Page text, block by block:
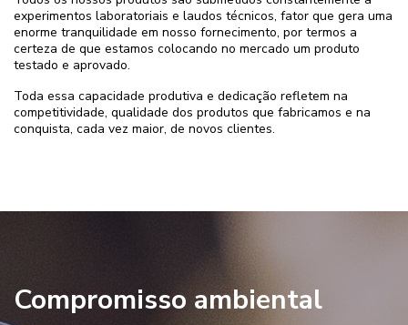
experimentos laboratoriais e laudos técnicos, fator que gera uma
enorme tranquilidade em nosso fornecimento, por termos a
certeza de que estamos colocando no mercado um produto
testado e aprovado.
Toda essa capacidade produtiva e dedicação refletem na
competitividade, qualidade dos produtos que fabricamos e na
conquista, cada vez maior, de novos clientes.
Compromisso ambiental